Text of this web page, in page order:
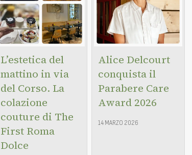
L’estetica del
mattino in via
del Corso. La
colazione
couture di The
First Roma
Dolce
Alice Delcourt
conquista il
Parabere Care
Award 2026
14 MARZO 2026